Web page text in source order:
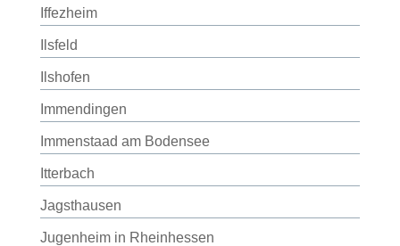
Iffezheim
Ilsfeld
Ilshofen
Immendingen
Immenstaad am Bodensee
Itterbach
Jagsthausen
Jugenheim in Rheinhessen